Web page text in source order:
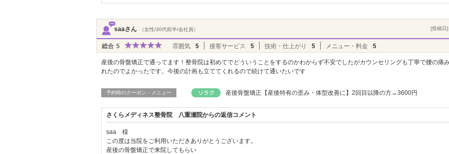
saaさん （女性/30代前半/会社員） [投稿日
総合 5 雰囲気 5 接客サービス 5 技術・仕上がり 5 メニュー・料金 5
産後の骨盤矯正で通ってます！整骨院は初めてでどういうことをするのかわからず不安でしたがカウンセリングも丁寧で腰の痛
れたのでよかったです。今後の計画も立ててくれるので続けて通いたいです
予約時のクーポン・メニュー 産後骨盤矯正【産後特有の歪み・体型改善に】2回目以降の方→3600円
さくらメディネス整骨院 八重瀬院からの返信コメント
saa 様
この度は当院をご利用いただきありがとうございます。
産後の骨盤矯正で来院してもらい